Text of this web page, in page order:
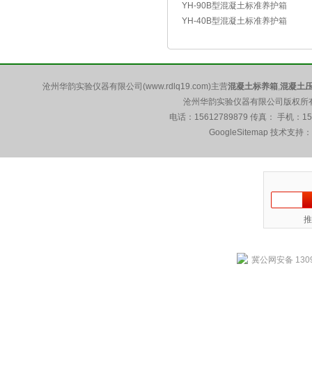
YH-90B型混凝土标准养护箱
YH-40B型混凝土标准养护箱
沧州华韵实验仪器有限公司(www.rdlq19.com)主营混凝土标养箱,混凝土
沧州华韵实验仪器有限公司版权
电话：15612789879 传真： 手机：
GoogleSitemap 技术支持
冀公网安备